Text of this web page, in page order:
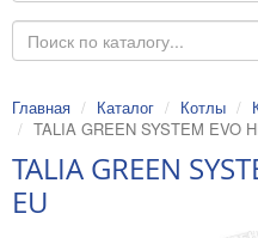
Главная Каталог Котлы
TALIA GREEN SYSTEM EVO
TALIA GREEN
EU